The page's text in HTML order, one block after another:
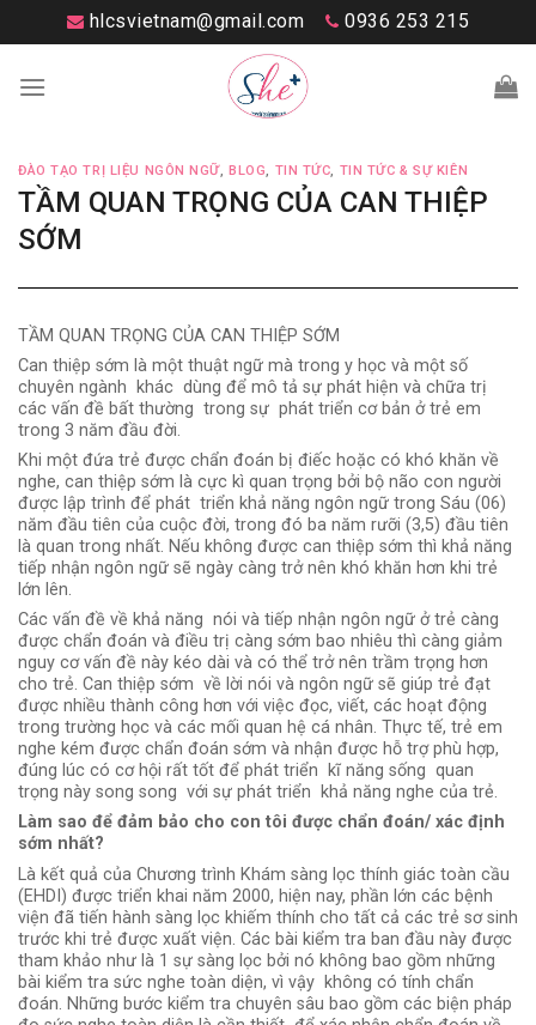
to
content
hlcsvietnam@gmail.com 0936 253 215
ĐÀO TẠO TRỊ LIỆU NGÔN NGỮ,BLOG, TIN TỨC, TIN TỨC & SỰ KIÊN
TẦM QUAN TRỌNG CỦA CAN THIỆP
SỚM
TẦM QUAN TRỌNG CỦA CAN THIỆP SỚM
Can thiệp sớm là một thuật ngữ mà trong y học và một số
chuyên ngành khác dùng để mô tả sự phát hiện và chữa trị
các vấn đề bất thường trong sự phát triển cơ bản ở trẻ em
trong 3 năm đầu đời.
Khi một đứa trẻ được chẩn đoán bị điếc hoặc có khó khăn về
nghe, can thiệp sớm là cực kì quan trọng bởi bộ não con người
được lập trình để phát triển khả năng ngôn ngữ trong Sáu (06)
năm đầu tiên của cuộc đời, trong đó ba năm rưỡi (3,5) đầu tiên
là quan trong nhất. Nếu không được can thiệp sớm thì khả năng
tiếp nhận ngôn ngữ sẽ ngày càng trở nên khó khăn hơn khi trẻ
lớn lên.
Các vấn đề về khả năng nói và tiếp nhận ngôn ngữ ở trẻ càng
được chẩn đoán và điều trị càng sớm bao nhiêu thì càng giảm
nguy cơ vấn đề này kéo dài và có thể trở nên trầm trọng hơn
cho trẻ. Can thiệp sớm về lời nói và ngôn ngữ sẽ giúp trẻ đạt
được nhiều thành công hơn với việc đọc, viết, các hoạt động
trong trường học và các mối quan hệ cá nhân. Thực tế, trẻ em
nghe kém được chẩn đoán sớm và nhận được hỗ trợ phù hợp,
đúng lúc có cơ hội rất tốt để phát triển kĩ năng sống quan
trọng này song song với sự phát triển khả năng nghe của trẻ.
Làm sao để đảm bảo cho con tôi được chẩn đoán/ xác định
sớm nhất?
Là kết quả của Chương trình Khám sàng lọc thính giác toàn cầu
(EHDI) được triển khai năm 2000, hiện nay, phần lớn các bệnh
viện đã tiến hành sàng lọc khiếm thính cho tất cả các trẻ sơ sinh
trước khi trẻ được xuất viện. Các bài kiểm tra ban đầu này được
tham khảo như là 1 sự sàng lọc bởi nó không bao gồm những
bài kiểm tra sức nghe toàn diện, vì vậy không có tính chẩn
đoán. Những bước kiểm tra chuyên sâu bao gồm các biện pháp